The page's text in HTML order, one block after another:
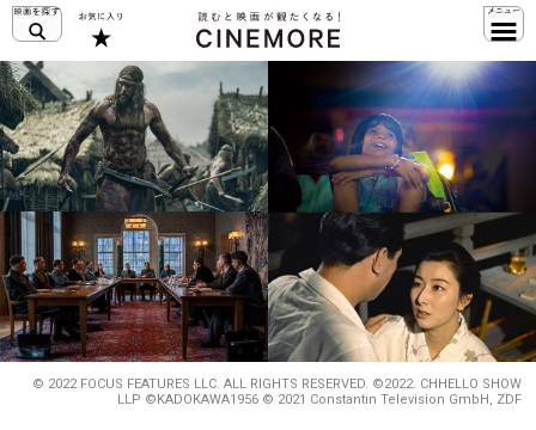
© 2022 FOCUS FEATURES LLC. ALL RIGHTS RESERVED. ©2022. CHHELLO SHOW
LLP ©KADOKAWA1956 © 2021 Constantin Television GmbH, ZDF